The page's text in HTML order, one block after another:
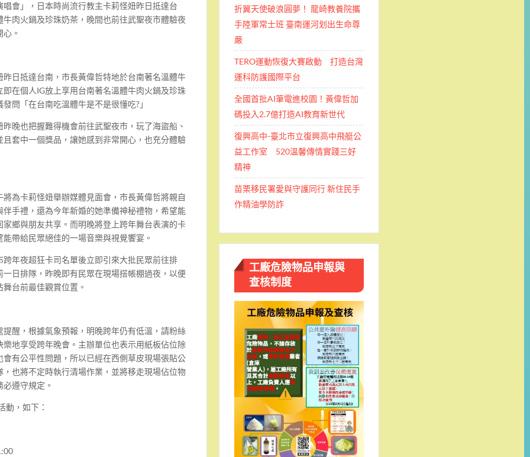
會」，日本時尚流行教主卡莉怪妞昨日抵達台
肉火鍋及珍珠奶茶，晚間也前往武聖夜市體驗夜
。
日抵達台南，市長黃偉哲特地於台南著名溫體牛
在個人IG放上享用台南著名溫體牛肉火鍋及珍珠
問「在台南吃溫體牛是不是很懂吃?」
晚也把握難得機會前往武聖夜市，玩了海盜船、
套中一個獎品，讓她感到非常開心，也充分體驗
為卡莉怪妞舉辦媒體見面會，市長黃偉哲將親自
手禮，還為今年新婚的她準備神秘禮物，希望能
鄉與朋友共享。而明晚將登上跨年舞台表演的卡
帶給民眾絕佳的一場音樂與視覺饗宴。
年夜超狂卡司名單後立即引來大批民眾前往排
日排隊，昨晚即有民眾在現場搭帳棚過夜，以便
台前最佳觀賞位置。
醒，根據氣象預報，明晚跨年仍有低溫，請粉絲
地享受跨年晚會。主辦單位也表示用紙板佔位除
有公平性問題，所以已經在西側草皮現場張貼公
也將不定時執行清場作業，並將移走現場佔位物
遵守規定。
動，如下：
折翼天使破浪圓夢！ 龍崎教養院攜
手陸軍常士班 ​臺南運河划出生命尊
嚴
TERO運動恢復大賽啟動 打造台灣
運科防護國際平台
全國首批AI筆電進校園！黃偉哲加
碼投入2.7億打造AI教育新世代
復興高中-臺北市立復興高中飛艇公
益工作室 520溫馨傳情實踐三好
精神
苗栗移民署愛與守護同行 新住民手
作精油學防詐
工廠危險物品申報與
查核制度